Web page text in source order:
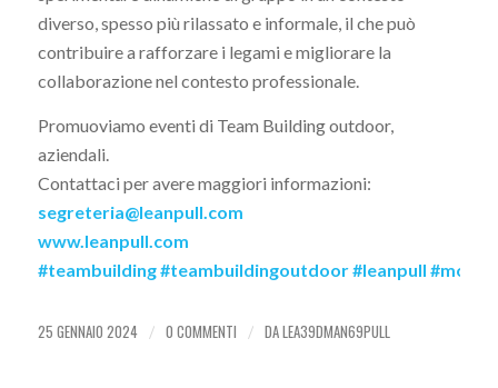
diverso, spesso più rilassato e informale, il che può
contribuire a rafforzare i legami e migliorare la
collaborazione nel contesto professionale.
Promuoviamo eventi di Team Building outdoor,
aziendali.
Contattaci per avere maggiori informazioni:
segreteria@leanpull.com
www.leanpull.com
#teambuilding#teambuildingoutdoor#leanpull
25 GENNAIO 2024 / 0 COMMENTI / DALEA39DMAN69PULL